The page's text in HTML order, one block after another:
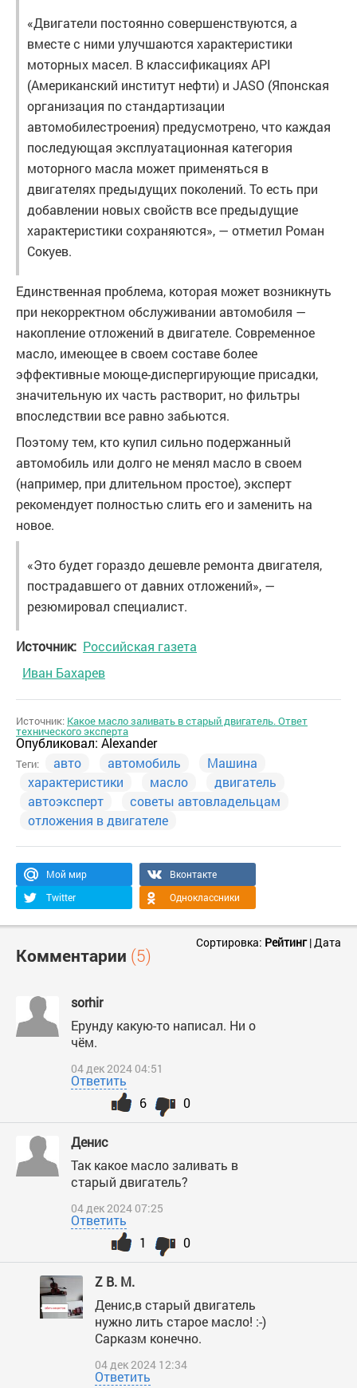
«Двигатели постоянно совершенствуются, а
вместе с ними улучшаются характеристики
моторных масел. В классификациях API
(Американский институт нефти) и JASO (Японская
организация по стандартизации
автомобилестроения) предусмотрено, что каждая
последующая эксплуатационная категория
моторного масла может применяться в
двигателях предыдущих поколений. То есть при
добавлении новых свойств все предыдущие
характеристики сохраняются», — отметил Роман
Сокуев.
Единственная проблема, которая может возникнуть
при некорректном обслуживании автомобиля —
накопление отложений в двигателе. Современное
масло, имеющее в своем составе более
эффективные моюще-диспергирующие присадки,
значительную их часть растворит, но фильтры
впоследствии все равно забьются.
Поэтому тем, кто купил сильно подержанный
автомобиль или долго не менял масло в своем
(например, при длительном простое), эксперт
рекомендует полностью слить его и заменить на
новое.
«Это будет гораздо дешевле ремонта двигателя,
пострадавшего от давних отложений», —
резюмировал специалист.
Источник: Российская газета
Иван Бахарев
Источник: Какое масло заливать в старый двигатель. Ответ
технического эксперта
Опубликовал:Alexander
Теги: авто автомобиль
Машина
характеристики
масло
двигатель
автоэксперт
советы автовладельцам
отложения в двигателе
Мой мир
Вконтакте
Twitter
Одноклассники
Комментарии (5)
Сортировка: Рейтинг| Дата
sorhir
Ерунду какую-то написал. Ни о
чём.
04 дек 2024 04:51
Ответить
0
6
Денис
Так какое масло заливать в
старый двигатель?
04 дек 2024 07:25
Ответить
0
1
Z В. М.
Денис,в старый двигатель
нужно лить старое масло! :-)
Сарказм конечно.
04 дек 2024 12:34
Ответить